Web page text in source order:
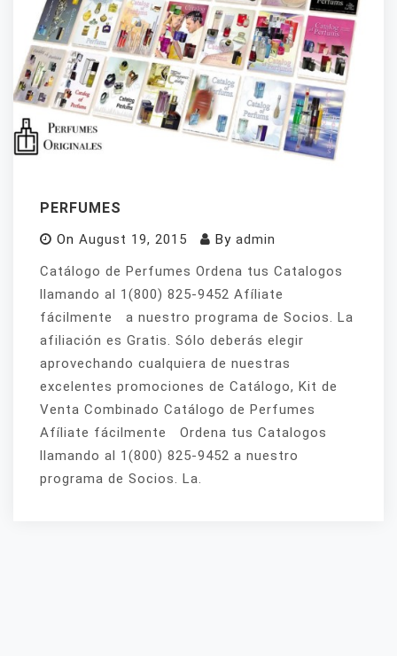
PERFUMES
On August 19, 2015 By admin
Catálogo de Perfumes Ordena tus Catalogos
llamando al 1(800) 825-9452 Afíliate
fácilmente a nuestro programa de Socios. La
afiliación es Gratis. Sólo deberás elegir
aprovechando cualquiera de nuestras
excelentes promociones de Catálogo, Kit de
Venta Combinado Catálogo de Perfumes
Afíliate fácilmente Ordena tus Catalogos
llamando al 1(800) 825-9452 a nuestro
programa de Socios. La.